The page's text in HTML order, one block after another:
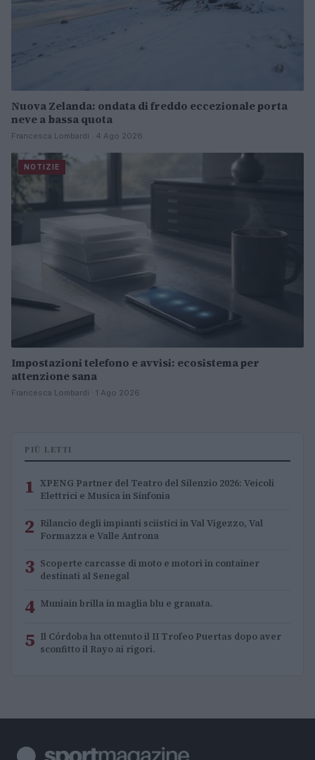
Nuova Zelanda: ondata di freddo eccezionale porta
neve a bassa quota
Francesca Lombardi · 4 Ago 2026
NOTIZIE
Impostazioni telefono e avvisi: ecosistema per
attenzione sana
Francesca Lombardi · 1 Ago 2026
PIÙ LETTI
1 XPENG Partner del Teatro del Silenzio 2026: Veicoli
Elettrici e Musica in Sinfonia
2 Rilancio degli impianti sciistici in Val Vigezzo, Val
Formazza e Valle Antrona
3 Scoperte carcasse di moto e motori in container
destinati al Senegal
4 Muniain brilla in maglia blu e granata.
5 Il Córdoba ha ottenuto il II Trofeo Puertas dopo aver
sconfitto il Rayo ai rigori.